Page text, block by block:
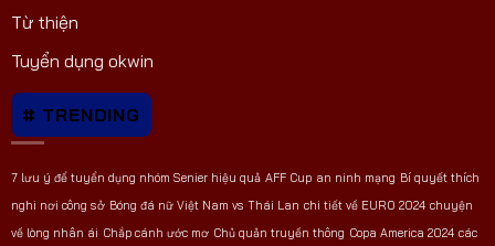
Từ thiện
Tuyển dụng okwin
# TRENDING
7 lưu ý để tuyển dụng nhóm Senier hiệu quả AFF Cup an ninh mạng Bí quyết thích
nghi nơi công sở Bóng đá nữ Việt Nam vs Thái Lan chi tiết về EURO 2024 chuyện
về lòng nhân ái Chắp cánh ước mơ Chủ quản truyền thông Copa America 2024 các